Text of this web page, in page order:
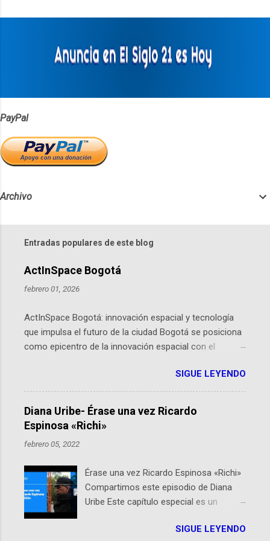
PayPal
Archivo
Entradas populares de este blog
ActInSpace Bogotá
febrero 01, 2026
ActInSpace Bogotá: innovación espacial y tecnología
que impulsa el futuro de la ciudad Bogotá se posiciona
como epicentro de la innovación espacial con el
hackathon global que convierte tecnologías de la
Agencia Espacial Europea en soluciones prácticas para
la vida cotidiana. Este evento, organizado por el
Planetario de Bogotá del Idartes y la Universidad de los
Andes, reúne a expertos como el presidente de Airbus
Colombia y líderes del sector aeroespacial para inspirar
por qué importa en Bogotá ActInSpace es una
competencia mundial que opera en más de 60
ciudades, donde participantes tienen 24 horas para
idear startups basadas en tecnologías espaciales
como satélites y datos orbitales. En Bogotá, arranca
SIGUE LEYENDO
Diana Uribe- Érase una vez Ricardo
Espinosa «Richi»
febrero 05, 2022
Érase una vez Ricardo Espinosa «Richi»
Compartimos este episodio de Diana
Uribe Este capítulo especial es un
encuentran en el espíritu de este
SIGUE LEYENDO